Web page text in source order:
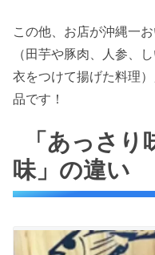
この他、お店が沖縄一
（田芋や豚肉、人参、
衣をつけて揚げた料理
品です！
「あっさ
味」の違い